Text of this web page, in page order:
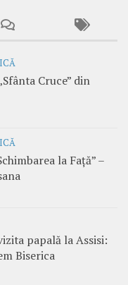
Cruce” din
la Față” –
papală la Assisi:
Biserica